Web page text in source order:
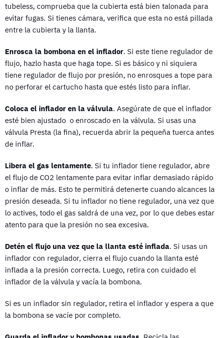
tubeless, comprueba que la cubierta está bien talonada para
evitar fugas. Si tienes cámara, verifica que esta no está pillada
entre la cubierta y la llanta.
Enrosca la bombona en el inflador. Si este tiene regulador de
flujo, hazlo hasta que haga tope. Si es básico y ni siquiera
tiene regulador de flujo por presión, no enrosques a tope para
no perforar el cartucho hasta que estés listo para inflar.
Coloca el inflador en la válvula. Asegúrate de que el inflador
esté bien ajustado o enroscado en la válvula. Si usas una
válvula Presta (la fina), recuerda abrir la pequeña tuerca antes
de inflar.
Libera el gas lentamente. Si tu inflador tiene regulador, abre
el flujo de CO2 lentamente para evitar inflar demasiado rápido
o inflar de más. Esto te permitirá detenerte cuando alcances la
presión deseada. Si tu inflador no tiene regulador, una vez que
lo actives, todo el gas saldrá de una vez, por lo que debes estar
atento para que la presión no sea excesiva.
Detén el flujo una vez que la llanta esté inflada. Si usas un
inflador con regulador, cierra el flujo cuando la llanta esté
inflada a la presión correcta. Luego, retira con cuidado el
inflador de la válvula y vacía la bombona.
Si es un inflador sin regulador, retira el inflador y espera a que
la bombona se vacíe por completo.